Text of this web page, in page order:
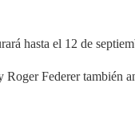
hasta el 12 de
Federer también